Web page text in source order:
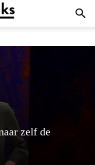
zelf de